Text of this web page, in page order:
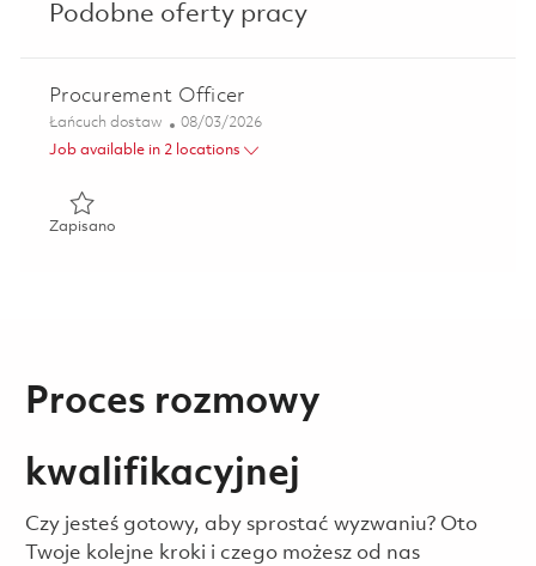
Podobne oferty pracy
Procurement Officer
Kategoria
Łańcuch dostaw Posted Date
08/03/2026
Job available in 2 locations
ZapisanoZapisano Procurement Officer 01852265
Proces rozmowy
kwalifikacyjnej
Czy jesteś gotowy, aby sprostać wyzwaniu? Oto
Twoje kolejne kroki i czego możesz od nas